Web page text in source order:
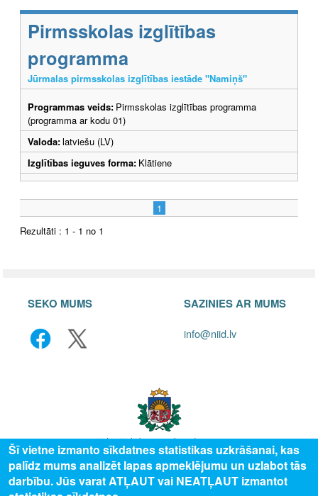
Pirmsskolas izglītības
programma
Jūrmalas pirmsskolas izglītības iestāde "Namiņš"
Programmas veids: Pirmsskolas izglītības programma
(programma ar kodu 01)
Valoda:latviešu (LV)
Izglītības ieguves forma: Klātiene
1
Rezultāti : 1 - 1 no 1
SEKO MUMS SAZINIES AR MUMS
info@niid.lv
© 2025 Valsts izglītības attīstības aģentūra, publicētā satura visas tiesības
Šī vietne izmanto sīkdatnes statistikas uzkrāšanai, kas
palīdz mums analizēt lapas apmeklējumu un uzlabot tās
darbību. Jūs varat ATĻAUT vai NEATĻAUT izmantot